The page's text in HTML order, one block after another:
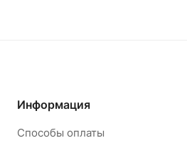
Информация
Способы оплаты